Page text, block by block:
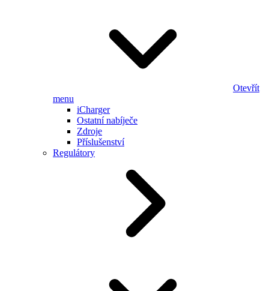
Otevřít
menu
iCharger
Ostatní nabíječe
Zdroje
Příslušenství
Regulátory